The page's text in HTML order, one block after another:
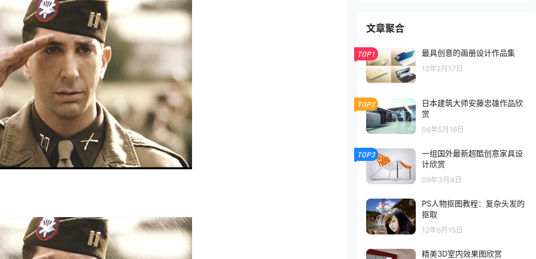
文章聚合
TOP1 最具创意的画册设计作品集
12年2月17日
TOP2
日本建筑大师安藤忠雄作品欣
赏
06年5月16日
TOP3
一组国外最新超酷创意家具设
计欣赏
09年3月4日
PS人物抠图教程：复杂头发的
抠取
12年6月15日
精美3D室内效果图欣赏